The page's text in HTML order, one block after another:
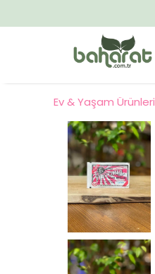
Ev & Yaşam Ürünleri